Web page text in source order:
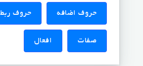
حروف اضافه حروف ربط
صفات افعال